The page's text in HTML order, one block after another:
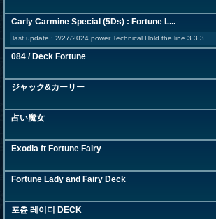
Carly Carmine Special (5Ds) : Fortune L...
last update : 2/27/2024 power Technical Hold the line 3 3 3...
084 / Deck Fortune
ジャック&カーリー
占い魔女
Exodia ft Fortune Fairy
Fortune Lady and Fairy Deck
포츈 레이디 DECK